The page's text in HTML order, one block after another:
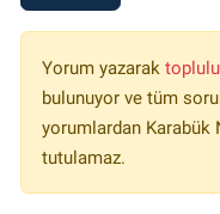
Yorum yazarak
bulunuyor ve tüm
yorumlardan
tutulamaz.